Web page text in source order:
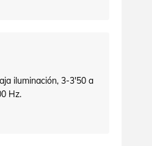
iluminación, 3-3'50 a
Hz.